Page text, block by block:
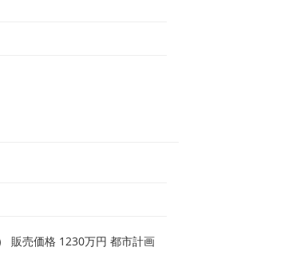
販売価格 1230万円 都市計画